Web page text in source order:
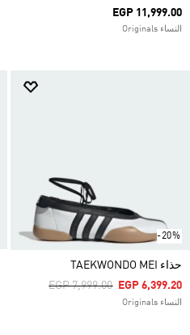
EGP 11,999.00
النساء Originals
-20%
حذاء TAEKWONDO MEI
Price Reduced From
EGP 7,999.00ToEGP 6,399.20
النساء Originals